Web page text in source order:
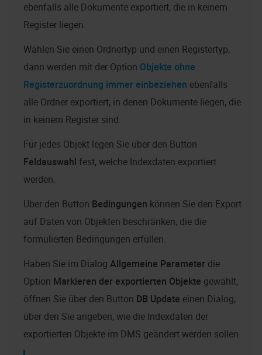
ebenfalls alle Dokumente exportiert, die in keinem
Register liegen.
Wählen Sie einen Ordnertyp und einen Registertyp,
dann werden mit der Option Objekte ohne
Registerzuordnung immer einbeziehen ebenfalls
alle Ordner exportiert, in denen Dokumente liegen, die
in keinem Register sind.
Für jedes Objekt legen Sie über den Button
Feldauswahl fest, welche Indexdaten exportiert
werden.
Über den Button Bedingungen können Sie den Export
auf Daten von Objekten beschränken, die die
formulierten Bedingungen erfüllen.
Haben Sie im Dialog Allgemeine Parameter die
Option Markieren der exportierten Objekte gewählt,
öffnen Sie über den Button DB Update einen Dialog,
über den Sie angeben, wie die Indexdaten der
exportierten Objekte im DMS geändert werden sollen.